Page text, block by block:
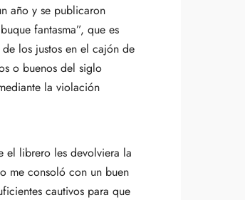
año y se publicaron
fantasma”, que es
los justos en el cajón de
o buenos del siglo
la violación
el librero les devolviera la
me consoló con un buen
cautivos para que